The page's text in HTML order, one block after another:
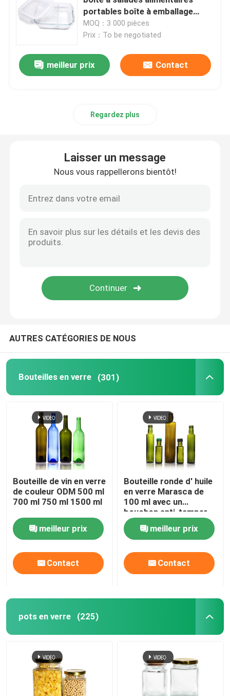
Couvercle de bouteille
Verres ménagers
portables boîte à emballage
boîte à déjeuner
MOQ：3 000 pièces
Prix：To be negotiated
meilleur prix Contact
Regardez plus
Laisser un message
Nous vous rappellerons bientôt!
AUTRES CATÉGORIES DE NOUS
Bouteilles en verre (301)
Bouteille de vin en verre
de couleur ODM 500 ml
700 ml 750 ml 1500 ml
meilleur prix
Contact
Bouteille ronde d' huile
en verre Marasca de
100 ml avec un
bouchon anti-tamper
meilleur prix
Contact
pots en verre (225)